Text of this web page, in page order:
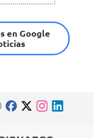
en Google